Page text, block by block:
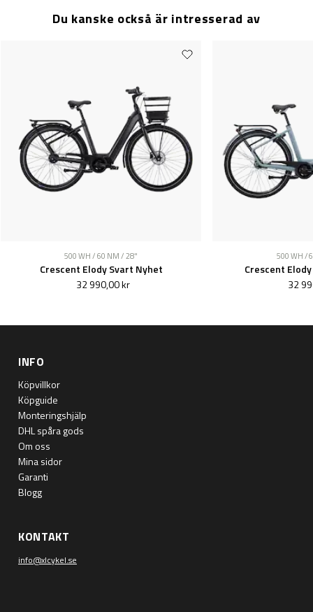
Du kanske också är intresserad av
500 WH / 60 NM / 28"
Crescent Elody Svart Nyhet
32 990,00 kr
500 WH /
Crescent
32
INFO
Köpvillkor
Köpguide
Monteringshjälp
DHL spåra gods
Om oss
Mina sidor
Garanti
Blogg
KONTAKT
info@xlcykel.se